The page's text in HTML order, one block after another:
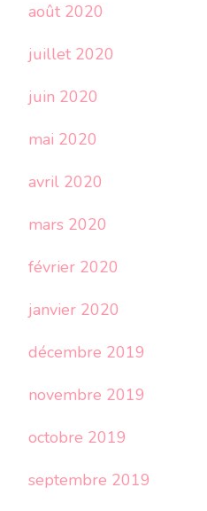
août 2020
juillet 2020
juin 2020
mai 2020
avril 2020
mars 2020
février 2020
janvier 2020
décembre 2019
novembre 2019
octobre 2019
septembre 2019